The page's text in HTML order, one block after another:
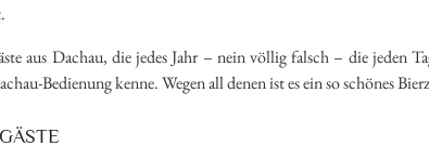
aus Dachau, die jedes Jahr – nein völlig falsch – die jeden
Bedienung kenne. Wegen all denen ist es ein so schönes